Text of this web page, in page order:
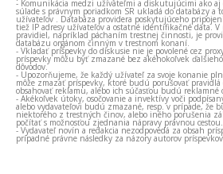
- Komunikácia medzi užívateľmi a diskutujúcimi ako aj
súlade s právnym poriadkom SR ukladá do databázy a
užívateľov . Databáza providera poskytujúceho
tiež IP adresy užívateľov a ostatné identifikačné dáta.
pravidiel, napríklad páchaním trestnej činnosti, je
databázu orgánom činným v trestnom konaní.
- Vkladať príspevky do diskusie nie je povolené cez
príspevky môžu byť zmazané bez akéhokoľvek
dôvodov.
- Upozorňujeme, že každý užívateľ za svoje konanie
môže zmazať príspevky, ktoré budú porušovať
obsahovať reklamu, alebo ich súčasťou budú reklamné
- Akékoľvek útoky, osočovanie a invektívy voči
alebo vydavateľovi budú zmazané, resp. v prípade, že
niektorého z trestných činov, alebo iného porušenia
počítať s možnosťou zjednania nápravy právnou cestou.
- Vydavateľ novín a redakcia nezodpovedá za obsah
prípadné právne následky za názory autorov